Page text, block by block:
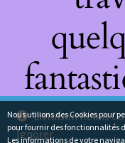
Livraison Relais
Ignorer
Nous utilions des Cookies pour
pour fournir des fonctionnalités
Les informations de votre